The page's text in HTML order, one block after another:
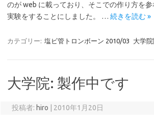
のが web に載っており、そこでの作り方を
実験をすることにしました。 … 続きを読む »
カテゴリー: 塩ビ管トロンボーン 2010/03 大学
大学院: 製作中です
投稿者: hiro 2010年1月20日